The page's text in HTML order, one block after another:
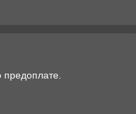
предоплате.